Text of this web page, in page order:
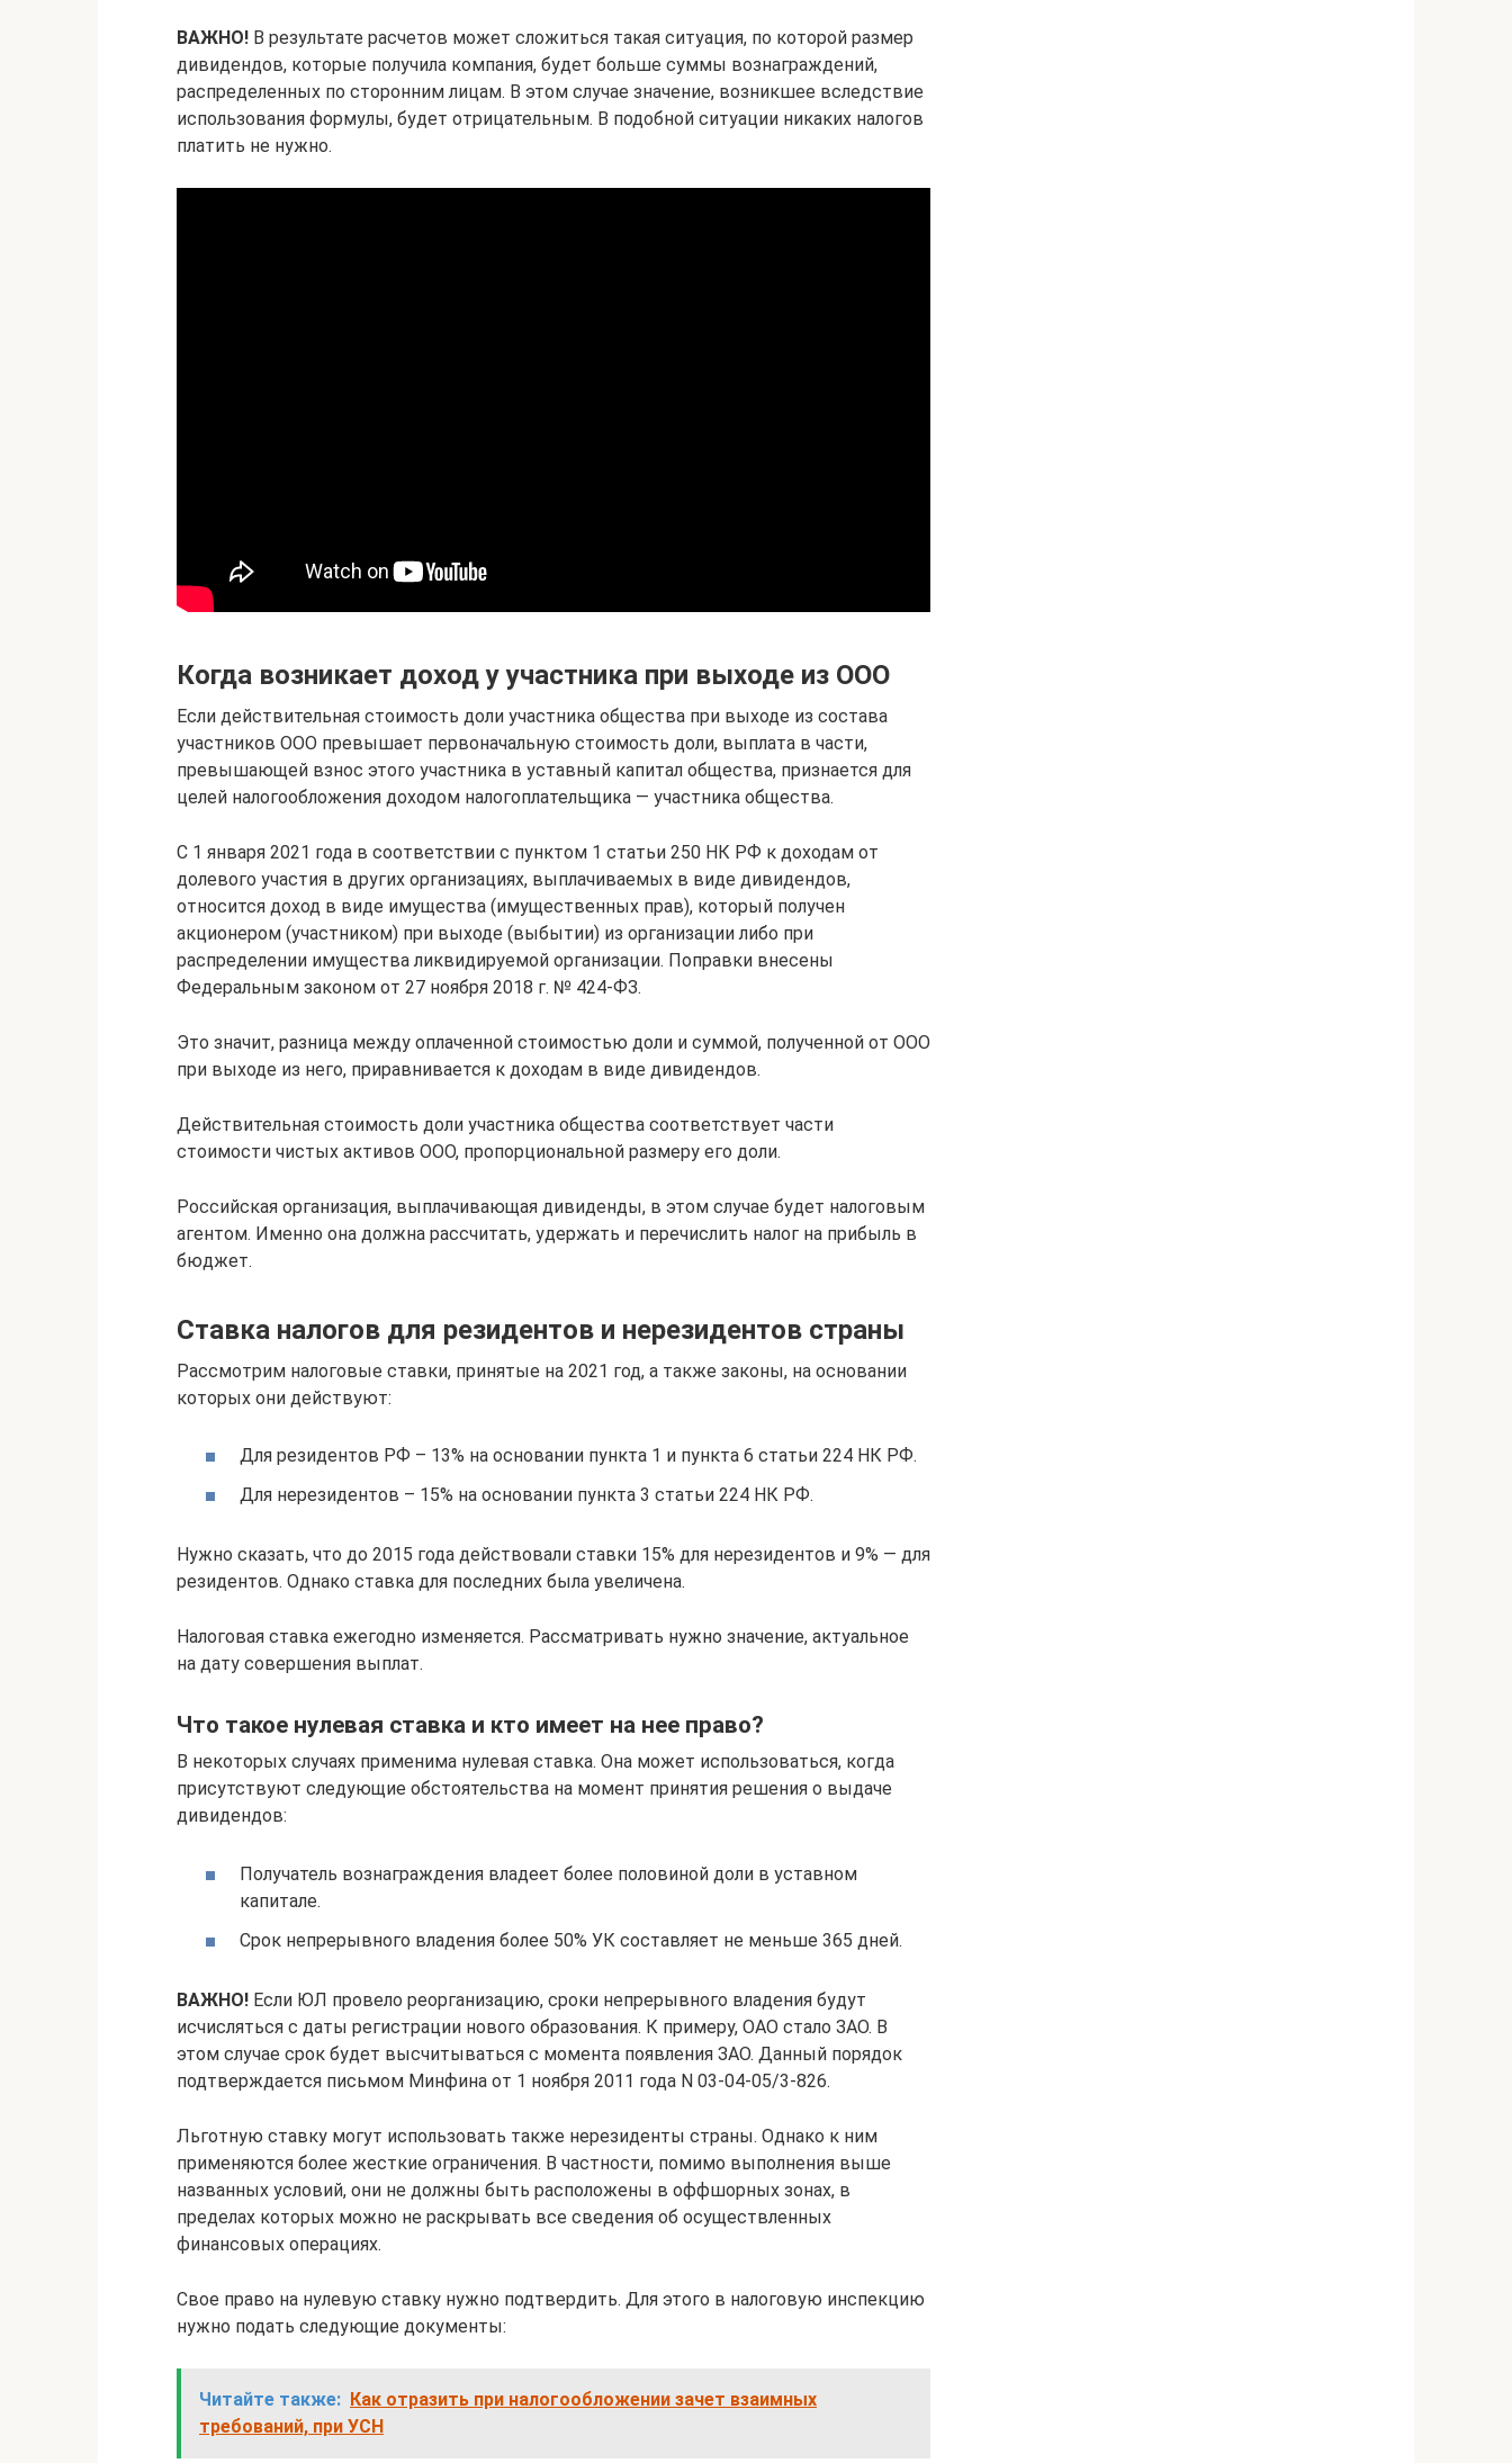
ВАЖНО! В результате расчетов может сложиться такая ситуация, по которой размер
дивидендов, которые получила компания, будет больше суммы вознаграждений,
распределенных по сторонним лицам. В этом случае значение, возникшее вследствие
использования формулы, будет отрицательным. В подобной ситуации никаких налогов
платить не нужно.
Когда возникает доход у участника при выходе из ООО
Если действительная стоимость доли участника общества при выходе из состава
участников ООО превышает первоначальную стоимость доли, выплата в части,
превышающей взнос этого участника в уставный капитал общества, признается для
целей налогообложения доходом налогоплательщика — участника общества.
С 1 января 2021 года в соответствии с пунктом 1 статьи 250 НК РФ к доходам от
долевого участия в других организациях, выплачиваемых в виде дивидендов,
относится доход в виде имущества (имущественных прав), который получен
акционером (участником) при выходе (выбытии) из организации либо при
распределении имущества ликвидируемой организации. Поправки внесены
Федеральным законом от 27 ноября 2018 г. № 424-ФЗ.
Это значит, разница между оплаченной стоимостью доли и суммой, полученной от ООО
при выходе из него, приравнивается к доходам в виде дивидендов.
Действительная стоимость доли участника общества соответствует части
стоимости чистых активов ООО, пропорциональной размеру его доли.
Российская организация, выплачивающая дивиденды, в этом случае будет налоговым
агентом. Именно она должна рассчитать, удержать и перечислить налог на прибыль в
бюджет.
Ставка налогов для резидентов и нерезидентов страны
Рассмотрим налоговые ставки, принятые на 2021 год, а также законы, на основании
которых они действуют:
Для резидентов РФ – 13% на основании пункта 1 и пункта 6 статьи 224 НК РФ.
Для нерезидентов – 15% на основании пункта 3 статьи 224 НК РФ.
Нужно сказать, что до 2015 года действовали ставки 15% для нерезидентов и 9% — для
резидентов. Однако ставка для последних была увеличена.
Налоговая ставка ежегодно изменяется. Рассматривать нужно значение, актуальное
на дату совершения выплат.
Что такое нулевая ставка и кто имеет на нее право?
В некоторых случаях применима нулевая ставка. Она может использоваться, когда
присутствуют следующие обстоятельства на момент принятия решения о выдаче
дивидендов:
Получатель вознаграждения владеет более половиной доли в уставном
капитале.
Срок непрерывного владения более 50% УК составляет не меньше 365 дней.
ВАЖНО! Если ЮЛ провело реорганизацию, сроки непрерывного владения будут
исчисляться с даты регистрации нового образования. К примеру, ОАО стало ЗАО. В
этом случае срок будет высчитываться с момента появления ЗАО. Данный порядок
подтверждается письмом Минфина от 1 ноября 2011 года N 03-04-05/3-826.
Льготную ставку могут использовать также нерезиденты страны. Однако к ним
применяются более жесткие ограничения. В частности, помимо выполнения выше
названных условий, они не должны быть расположены в оффшорных зонах, в
пределах которых можно не раскрывать все сведения об осуществленных
финансовых операциях.
Свое право на нулевую ставку нужно подтвердить. Для этого в налоговую инспекцию
нужно подать следующие документы:
Читайте также: Как отразить при налогообложении зачет взаимных
требований, при УСН